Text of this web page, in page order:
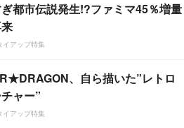
都市伝説発生!?ファミマ45％増量
イアップ特集
、自ら描いた”レトロ
ャー”
イアップ特集